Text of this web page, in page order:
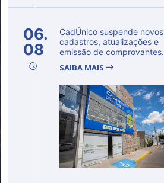
06.
08
CadÚnico suspende novos
cadastros, atualizações e
emissão de comprovantes
SAIBA MAIS